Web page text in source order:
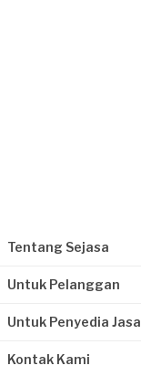
Tentang Sejasa
Untuk Pelanggan
Untuk Penyedia Jasa
Kontak Kami